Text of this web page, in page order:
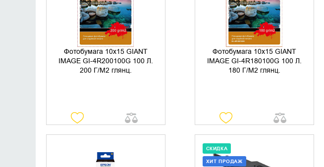
Фотобумага 10х15 GIANT
IMAGE GI-4R200100G 100 Л.
200 Г/М2 глянц.
Фотобумага 10х15 GIANT
IMAGE GI-4R180100G 100 Л.
180 Г/М2 глянц.
УТОЧНИТЬ НАЛИЧИЕ
СКИДКА
ХИТ ПРОДАЖДОБАВИТЬ В КОРЗИНУ